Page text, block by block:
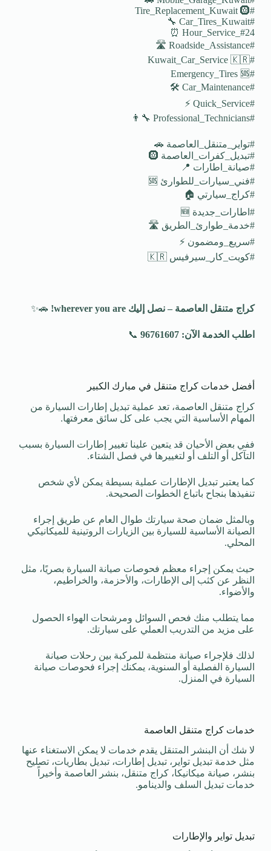
#Tire_Replacement_Kuwait 🛞
#Car_Tires_Kuwait 🔧
#24_Hour_Service ⏰
#Roadside_Assistance 🛣️
#Kuwait_Car_Service 🇰🇷
#Emergency_Tires 🆘
#Car_Maintenance 🛠️
#Quick_Service ⚡
#Professional_Technicians 👨‍🔧
#تواير_متنقل_العاصمة 🚗
#تبديل_كفرات_العاصمة 🛞
#صيانة_اطارات 📍
#فني_سيارات_للطوارئ 🆘
#كراج_سيارتي 🏠
#اطارات_جديدة 🆕
#خدمة_طوارئ_الطريق 🛣️
#سريع_ومضمون ⚡
#كويت_كار_سيرفيس 🇰🇷
كراج متنقل العاصمة – نصل إليك 🚗✨
اطلب الخدمة الآن: 96761607 📞
أفضل خدمات كراج متنقل في مبارك الكبير
كراج متنقل العاصمة، تعد عملية تبديل إطارات السيارة من
المهام الأساسية التي يجب على كل سائق معرفتها.
ففي بعض الأحيان قد يتعين علينا تغيير إطارات السيارة بسبب
التآكل أو التلف أو لتغييرها في فصل الشتاء.
كما يعتبر تبديل الإطارات عملية بسيطة يمكن لأي شخص
تنفيذها بنجاح باتباع الخطوات الصحيحة.
وبالمثل ضمان صحة سيارتك طوال العام عن طريق إجراء
الصيانة الأساسية للسيارة بين الزيارات الروتينية للميكانيكي
المحلي.
حيث يمكن إجراء معظم فحوصات صيانة السيارة بصريًا، مثل
النظر عن كثب إلى الإطارات، والأحزمة، والخراطيم،
والأضواء.
مما يتطلب منك فحص السوائل ومرشحات الهواء الحصول
على مزيد من التدريب العملي على سيارتك.
لذلك فلإجراء صيانة منتظمة للمركبة بين رحلات صيانة
السيارة الفصلية أو السنوية، يمكنك إجراء فحوصات صيانة
السيارة في المنزل.
خدمات كراج متنقل العاصمة
لا شك أن البنشر المتنقل يقدم خدمات لا يمكن الاستغناء عنها
مثل خدمة تبديل تواير، تبديل إطارات، تبديل بطاريات، تصليح
بنشر، صيانة ميكانيكا، كراج متنقل، بنشر العاصمة وأخيراً
خدمات تبديل السلف والدينامو.
تبديل تواير والإطارات